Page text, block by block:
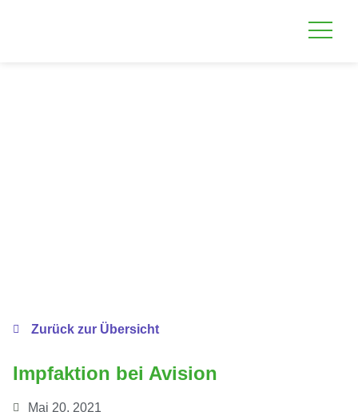
Zurück zur Übersicht
Impfaktion bei Avision
Mai 20, 2021